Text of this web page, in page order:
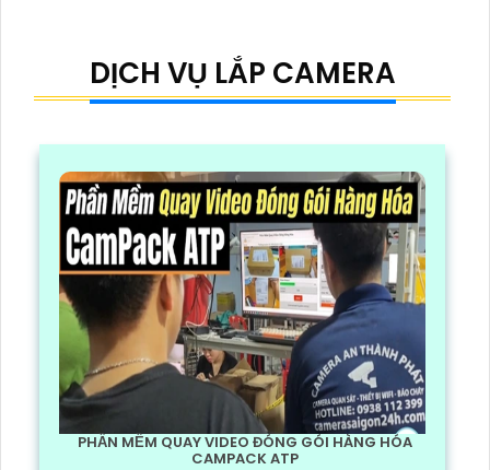
DỊCH VỤ LẮP CAMERA
PHẦN MỀM QUAY VIDEO ĐÓNG GÓI HÀNG HÓA
CAMPACK ATP